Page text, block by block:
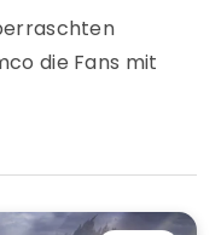
die Fans mit